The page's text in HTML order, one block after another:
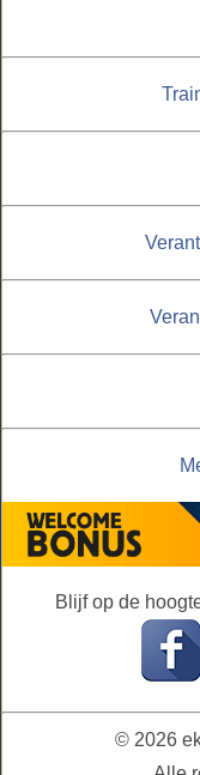
Blijf op de
© 2026